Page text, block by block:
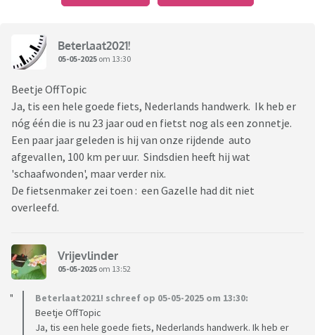
Beterlaat2021!
05-05-2025 om 13:30
Beetje OffTopic
Ja, tis een hele goede fiets, Nederlands handwerk. Ik heb er
nóg één die is nu 23 jaar oud en fietst nog als een zonnetje.
Een paar jaar geleden is hij van onze rijdende auto
afgevallen, 100 km per uur. Sindsdien heeft hij wat
'schaafwonden', maar verder nix.
De fietsenmaker zei toen : een Gazelle had dit niet
overleefd.
Vrijevlinder
05-05-2025 om 13:52
Beterlaat2021! schreef op 05-05-2025 om 13:30:
Beetje OffTopic
Ja, tis een hele goede fiets, Nederlands handwerk. Ik heb er